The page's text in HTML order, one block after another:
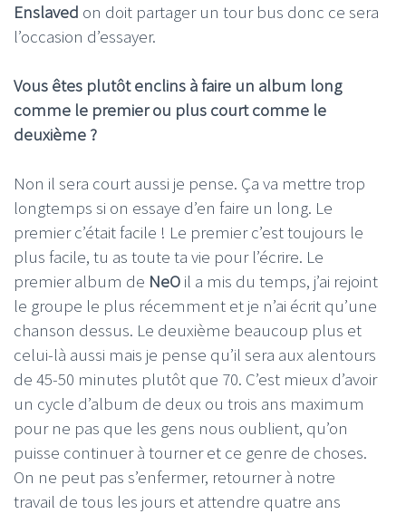
Enslaved on doit partager un tour bus donc ce sera
l’occasion d’essayer.
Vous êtes plutôt enclins à faire un album long
comme le premier ou plus court comme le
deuxième ?
Non il sera court aussi je pense. Ça va mettre trop
longtemps si on essaye d’en faire un long. Le
premier c’était facile ! Le premier c’est toujours le
plus facile, tu as toute ta vie pour l’écrire. Le
premier album de NeO il a mis du temps, j’ai rejoint
le groupe le plus récemment et je n’ai écrit qu’une
chanson dessus. Le deuxième beaucoup plus et
celui-là aussi mais je pense qu’il sera aux alentours
de 45-50 minutes plutôt que 70. C’est mieux d’avoir
un cycle d’album de deux ou trois ans maximum
pour ne pas que les gens nous oublient, qu’on
puisse continuer à tourner et ce genre de choses.
On ne peut pas s’enfermer, retourner à notre
travail de tous les jours et attendre quatre ans